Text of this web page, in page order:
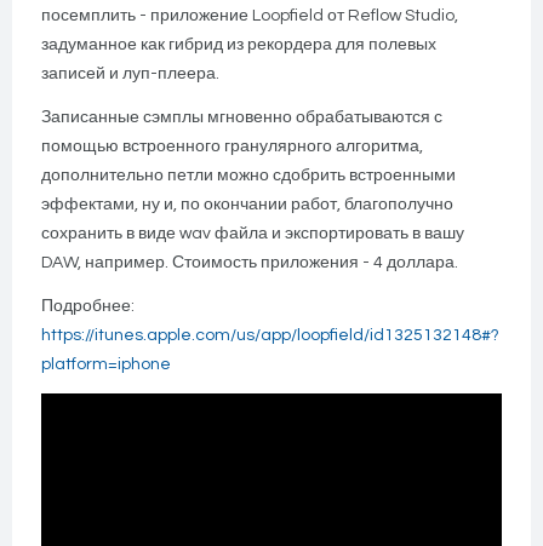
посемплить - приложение Loopfield от Reflow Studio,
задуманное как гибрид из рекордера для полевых
записей и луп-плеера.
Записанные сэмплы мгновенно обрабатываются с
помощью встроенного гранулярного алгоритма,
дополнительно петли можно сдобрить встроенными
эффектами, ну и, по окончании работ, благополучно
сохранить в виде wav файла и экспортировать в вашу
DAW, например. Стоимость приложения - 4 доллара.
Подробнее:
https://itunes.apple.com/us/app/loopfield/id1325132148#?
platform=iphone